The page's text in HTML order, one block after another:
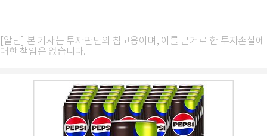
[알림] 본 기사는 투자판단의 참고용이며, 이를 근거로 한 투자손실에
대한 책임은 없습니다.